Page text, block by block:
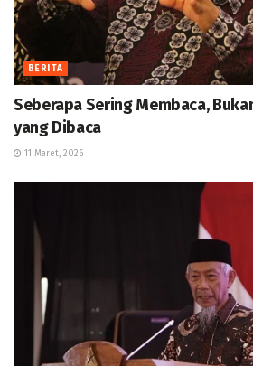
BERITA
Seberapa Sering Membaca,
yang Dibaca
11 Maret, 2026